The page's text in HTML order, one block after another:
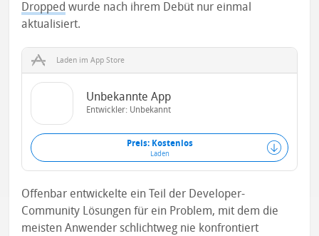
Dropped wurde nach ihrem Debüt nur einmal
aktualisiert.
Laden im App Store
Unbekannte App
Entwickler: Unbekannt
Preis: Kostenlos
Laden
Offenbar entwickelte ein Teil der Developer-
Community Lösungen für ein Problem, mit dem die
meisten Anwender schlichtweg nie konfrontiert